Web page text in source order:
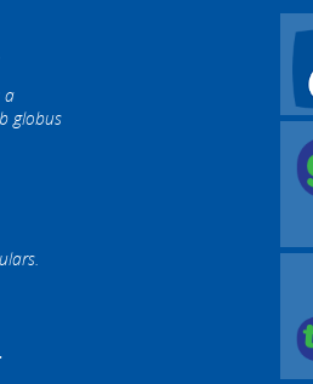
a
globus